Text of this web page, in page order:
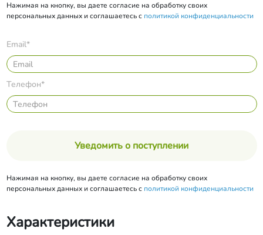
Нажимая на кнопку, вы даете согласие на обработку своих
персональных данных и соглашаетесь с политикой конфиденциальности
Email*
Телефон*
Уведомить о поступлении
Нажимая на кнопку, вы даете согласие на обработку своих
персональных данных и соглашаетесь с политикой конфиденциальности
Характеристики